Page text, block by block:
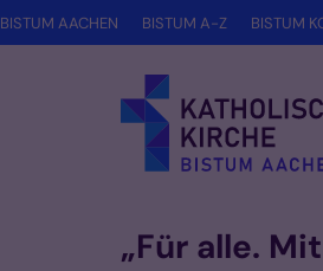
Zum Inhalt springen
BISTUM AACHEN BISTUM A-Z BISTUM
„Für alle.